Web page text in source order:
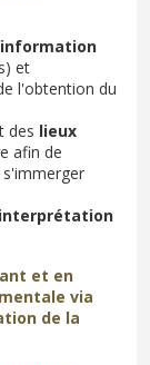
et
l'obtention du
des lieux
afin de
et en
via
de la